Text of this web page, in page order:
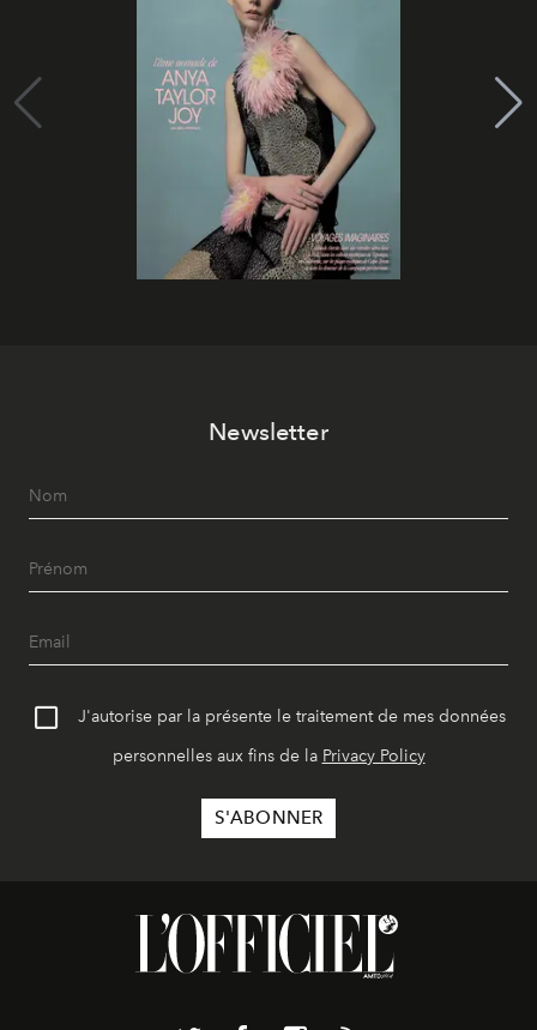
Newsletter
J'autorise par la présente le traitement de mes données
personnelles aux fins de la Privacy Policy